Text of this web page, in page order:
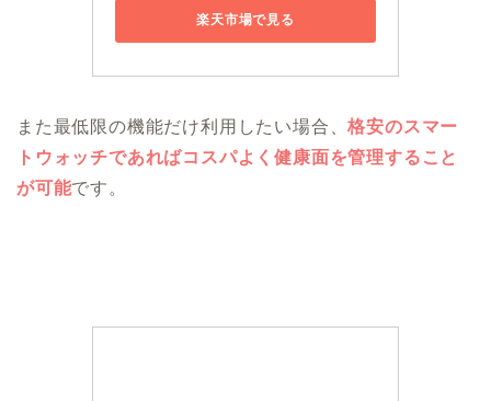
楽天市場で見る
また最低限の機能だけ利用したい場合、格安のスマー
トウォッチであればコスパよく健康面を管理すること
が可能です。